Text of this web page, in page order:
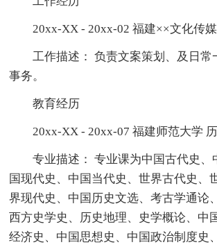
20xx-XX - 20xx-02 福建××文化传
工作描述： 负责文案策划、及日常
事务。
教育经历
20xx-XX - 20xx-07 福建师范大学
专业描述： 专业课为中国古代史、
国现代史、中国当代史、世界古代史、
界现代史、中国历史文选、考古学通论
西方史学史、历史地理、史学概论、中
经济史、中国思想史、中国政治制度史